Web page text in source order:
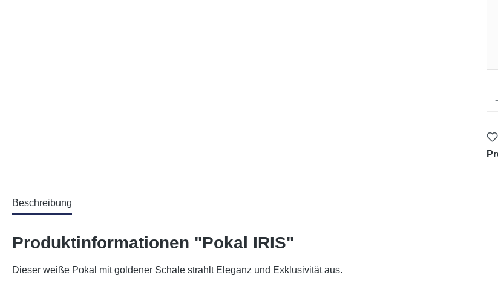
Beschreibung
Produktinformationen "Pokal IRIS"
Dieser weiße Pokal mit goldener Schale strahlt Eleganz und Exklusivität aus.